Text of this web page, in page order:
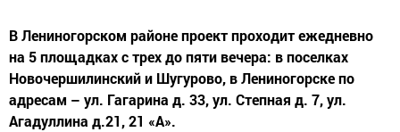
В Лениногорском районе проект проходит ежедневно
на 5 площадках с трех до пяти вечера: в поселках
Новочершилинский и Шугурово, в Лениногорске по
адресам – ул. Гагарина д. 33, ул. Степная д. 7, ул.
Агадуллина д.21, 21 «А».